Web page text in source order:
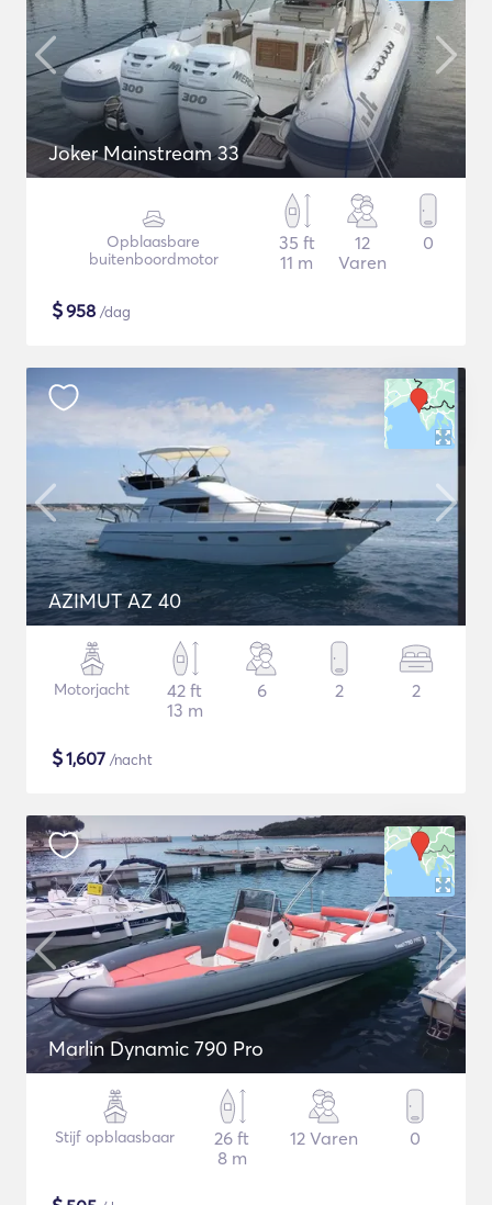
Joker Mainstream 33
Opblaasbare
buitenboordmotor
35 ft
11 m
12
Varen
0
$958 /dag
AZIMUT AZ 40
Motorjacht
42 ft
13 m
6 2 2
$1,607 /nacht
Marlin Dynamic 790 Pro
Stijf opblaasbaar
26 ft
8 m
12 Varen 0